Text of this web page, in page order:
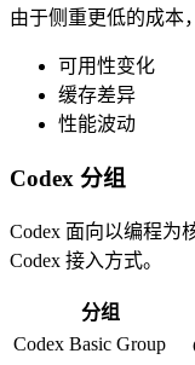
由于侧重更低的成本
可用性变化
缓存差异
性能波动
Codex 分组
Codex 面向以编程为
Codex 接入方式。
分组
Codex Basic Group